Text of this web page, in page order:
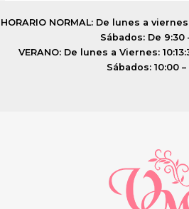
HORARIO NORMAL: De lunes a
Sábados: De 9:30
VERANO: De lunes a Viernes:
Sábados: 10:00 –